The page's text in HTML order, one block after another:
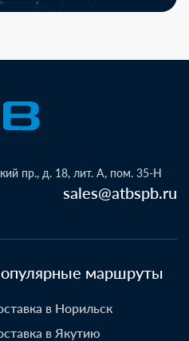
пр., д. 18, лит. А, пом. 35-Н
sales@atbspb.ru
маршруты
в Норильск
в Якутию